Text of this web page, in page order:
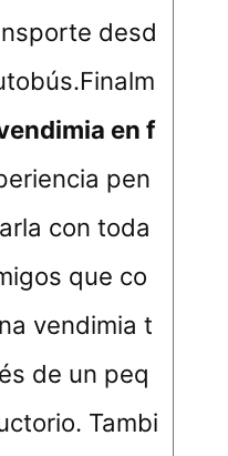
desd
en f
pen
con toda
que co
vendimia t
de un peq
Tambi